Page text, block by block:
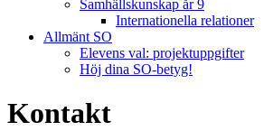
Samhällskunskap år 9
Internationella relationer
Allmänt SO
Elevens val: projektuppgifter
Höj dina SO-betyg!
Kontakt